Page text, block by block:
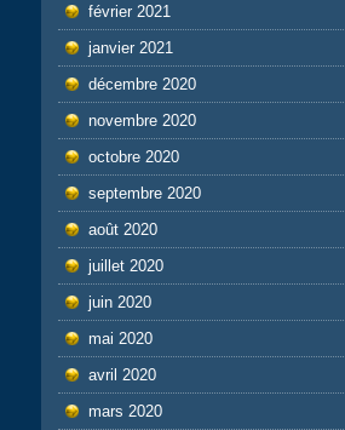
février 2021
janvier 2021
décembre 2020
novembre 2020
octobre 2020
septembre 2020
août 2020
juillet 2020
juin 2020
mai 2020
avril 2020
mars 2020